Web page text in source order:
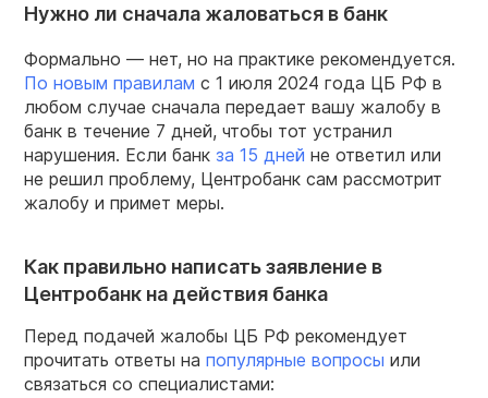
Нужно ли сначала жаловаться в банк
Формально — нет, но на практике рекомендуется.
По новым правилам с 1 июля 2024 года ЦБ РФ в
любом случае сначала передает вашу жалобу в
банк в течение 7 дней, чтобы тот устранил
нарушения. Если банк за 15 дней не ответил или
не решил проблему, Центробанк сам рассмотрит
жалобу и примет меры.
Как правильно написать заявление в
Центробанк на действия банка
Перед подачей жалобы ЦБ РФ рекомендует
прочитать ответы на популярные вопросы или
связаться со специалистами: